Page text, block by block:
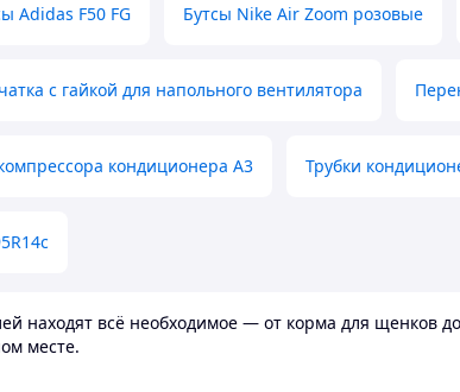
Adidas F50 FG Бутсы Nike Air Zoom розовые
с гайкой для напольного вентилятора
кондиционера А3 Трубки
находят всё необходимое — от корма для щенков
месте.